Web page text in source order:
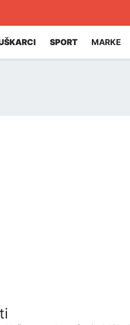
SPORT MARKE